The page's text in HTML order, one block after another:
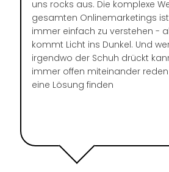
uns rocks aus. Die komplexe
gesamten Onlinemarketings
immer einfach zu verstehen -
kommt Licht ins Dunkel. Und
irgendwo der Schuh drückt
immer offen miteinander
eine Lösung finden